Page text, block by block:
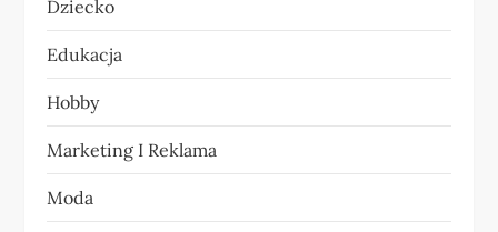
i
s
u
Dziecko
Edukacja
Hobby
Marketing I Reklama
Moda